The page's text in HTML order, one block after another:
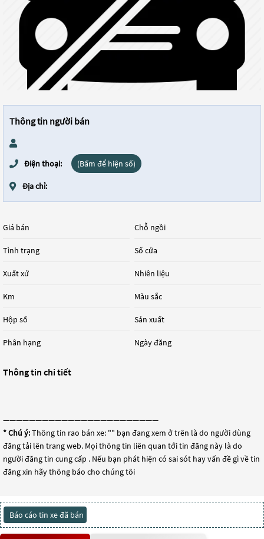
Thông tin người bán
Điện thoại: (Bấm để hiện số)
Địa chỉ:
Giá bán
Tình trạng
Xuất xứ
Km
Hộp số
Phân hạng
Chỗ ngồi
Số cửa
Nhiên liệu
Màu sắc
Sản xuất
Ngày đăng
Thông tin chi tiết
————————————————————————
* Chú ý:Thông tin rao bán xe: "" bạn đang xem ở trên là do người dùng
đăng tải lên trang web. Mọi thông tin liên quan tới tin đăng này là do
người đăng tin cung cấp . Nếu bạn phát hiện có sai sót hay vấn đề gì về tin
đăng xin hãy thông báo cho chúng tôi
Báo cáo tin xe đã bán